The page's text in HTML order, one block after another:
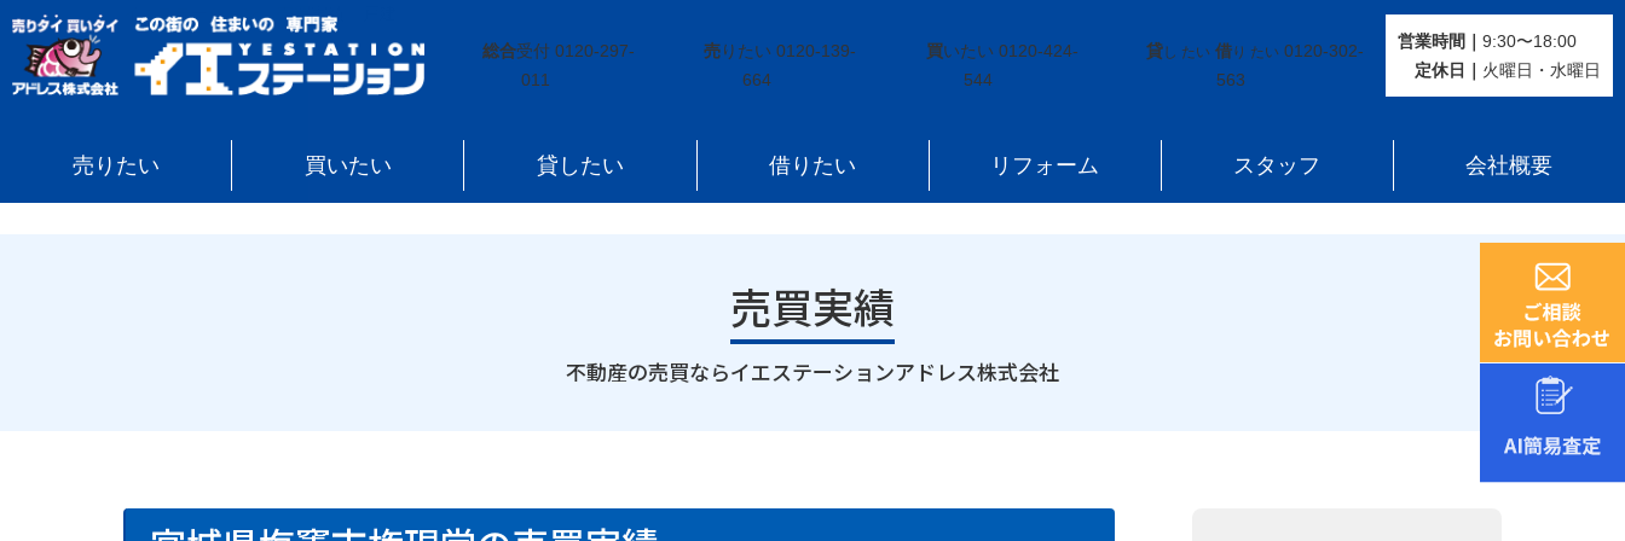
総合受付 0120-297-
011
売りたい 0120-139-
664
買いたい 0120-424-
544
貸し たい 借り たい 0120-302-
563
営業時間｜ 9:30〜18:00
定休⽇｜ 火曜⽇・水曜⽇
売りたい 買いたい 貸したい 借りたい リフォーム スタッフ 会社概要
イエステーション » 売買実績
売買実績
｜
不動産の売買ならイエステーションアドレス株式会社